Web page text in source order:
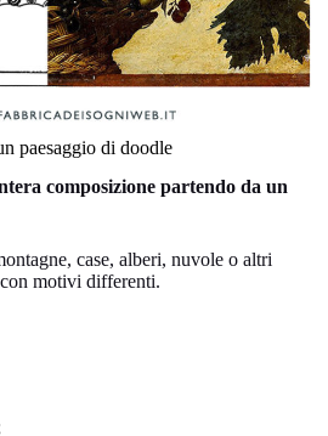
paesaggio di doodle
composizione partendo da un
case, alberi, nuvole o altri
motivi differenti.